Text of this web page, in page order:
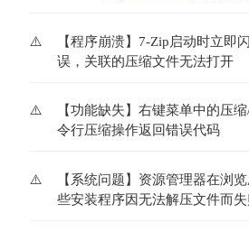
【程序崩溃】7-Zip启动时立即
误，关联的压缩文件无法打开
【功能缺失】右键菜单中的压
令行压缩操作返回错误代码
【系统问题】资源管理器在浏
些安装程序因无法解压文件而失